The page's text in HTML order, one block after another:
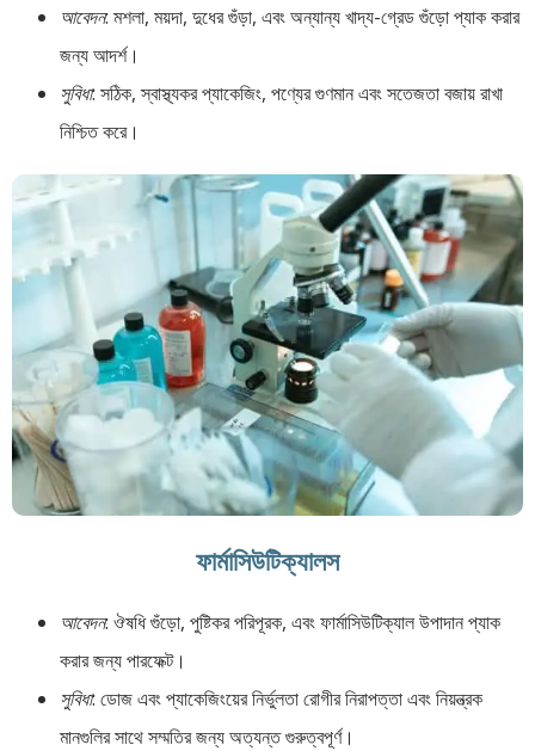
আবেদন: মশলা, ময়দা, দুধের গুঁড়া, এবং অন্যান্য খাদ্য-গ্রেড গুঁড়ো প্যাক করার
জন্য আদর্শ।
সুবিধা: সঠিক, স্বাস্থ্যকর প্যাকেজিং, পণ্যের গুণমান এবং সতেজতা বজায় রাখা
নিশ্চিত করে।
ফার্মাসিউটিক্যালস
আবেদন: ঔষধি গুঁড়ো, পুষ্টিকর পরিপূরক, এবং ফার্মাসিউটিক্যাল উপাদান প্যাক
করার জন্য পারফেক্ট।
সুবিধা: ডোজ এবং প্যাকেজিংয়ের নির্ভুলতা রোগীর নিরাপত্তা এবং নিয়ন্ত্রক
মানগুলির সাথে সম্মতির জন্য অত্যন্ত গুরুত্বপূর্ণ।